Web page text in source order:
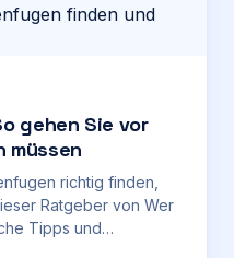
gehen Sie vor
müssen
richtig finden,
Ratgeber von Wer
Tipps und